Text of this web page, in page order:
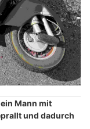
Mann mit
und dadurch